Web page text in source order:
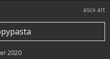
ascii art
2020